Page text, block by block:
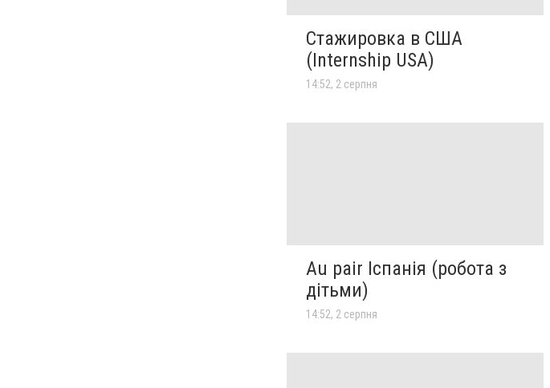
Стажировка в США
(Internship USA)
14:52, 2 серпня
Au pair Іспанія (робота з
дітьми)
14:52, 2 серпня